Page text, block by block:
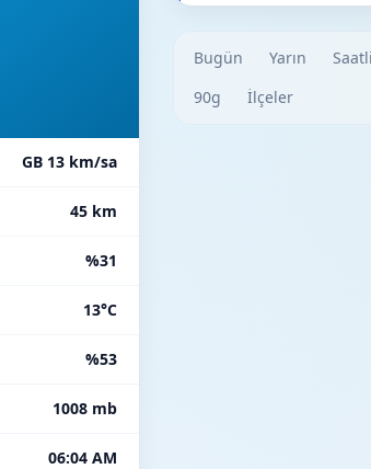
GB 13 km/sa
45 km
%31
13°C
%53
1008 mb
06:04 AM
Bugün Yarın
90g
İlçeler